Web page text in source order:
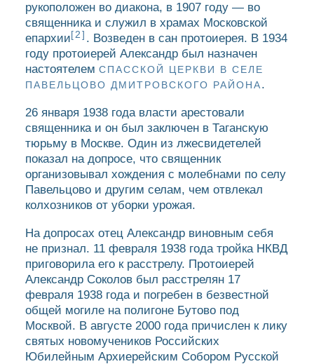
рукоположен во диакона, в 1907 году — во
священника и служил в храмах Московской
епархии[2] . Возведен в сан протоиерея. В 1934
году протоиерей Александр был назначен
настоятелем СПАССКОЙ ЦЕРКВИ В СЕЛЕ
ПАВЕЛЬЦОВО ДМИТРОВСКОГО РАЙОНА.
26 января 1938 года власти арестовали
священника и он был заключен в Таганскую
тюрьму в Москве. Один из лжесвидетелей
показал на допросе, что священник
организовывал хождения с молебнами по селу
Павельцово и другим селам, чем отвлекал
колхозников от уборки урожая.
На допросах отец Александр виновным себя
не признал. 11 февраля 1938 года тройка НКВД
приговорила его к расстрелу. Протоиерей
Александр Соколов был расстрелян 17
февраля 1938 года и погребен в безвестной
общей могиле на полигоне Бутово под
Москвой. В августе 2000 года причислен к лику
святых новомучеников Российских
Юбилейным Архиерейским Собором Русской